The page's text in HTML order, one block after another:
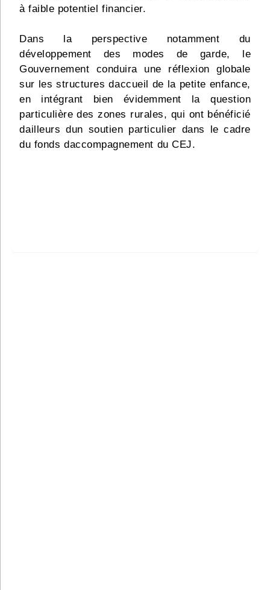
à faible potentiel financier.
Dans la perspective notamment du
développement des modes de garde, le
Gouvernement conduira une réflexion globale
sur les structures daccueil de la petite enfance,
en intégrant bien évidemment la question
particulière des zones rurales, qui ont bénéficié
dailleurs dun soutien particulier dans le cadre
du fonds daccompagnement du CEJ.